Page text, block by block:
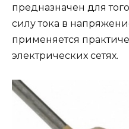
предназначен для
силу тока в
применяется
электрических сетях.